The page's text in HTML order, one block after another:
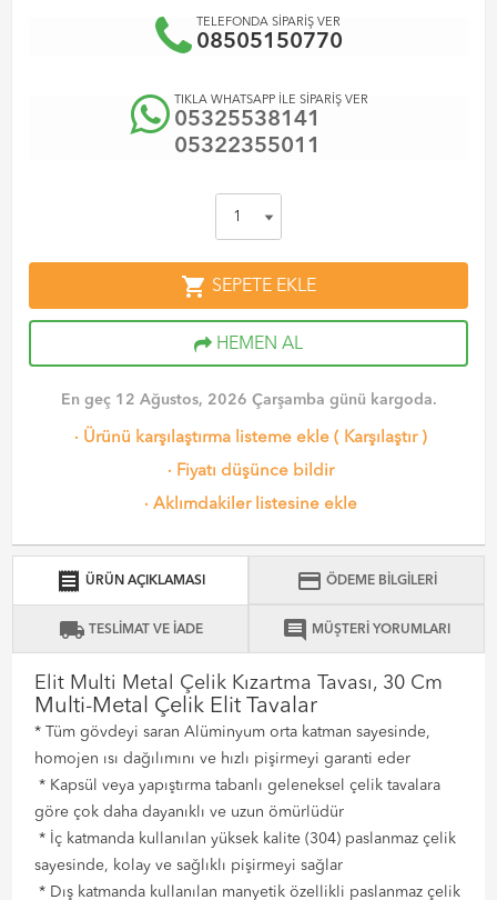
TELEFONDA SİPARİŞ VER
08505150770
TIKLA WHATSAPP İLE SİPARİŞ VER
05325538141
05322355011
shopping_cart SEPETE EKLE
HEMEN AL
En geç 12 Ağustos, 2026 Çarşamba günü kargoda.
· Ürünü karşılaştırma listeme ekle ( Karşılaştır)
· Fiyatı düşünce bildir
· Aklımdakiler listesine ekle
receipt ÜRÜN AÇIKLAMASI credit_card ÖDEME BİLGİLERİ
local_shipping TESLİMAT VE İADE comment MÜŞTERİ YORUMLARI
Elit Multi Metal Çelik Kızartma Tavası, 30 Cm
Multi-Metal Çelik Elit Tavalar
* Tüm gövdeyi saran Alüminyum orta katman sayesinde,
homojen ısı dağılımını ve hızlı pişirmeyi garanti eder
* Kapsül veya yapıştırma tabanlı geleneksel çelik tavalara
göre çok daha dayanıklı ve uzun ömürlüdür
* İç katmanda kullanılan yüksek kalite (304) paslanmaz çelik
sayesinde, kolay ve sağlıklı pişirmeyi sağlar
* Dış katmanda kullanılan manyetik özellikli paslanmaz çelik